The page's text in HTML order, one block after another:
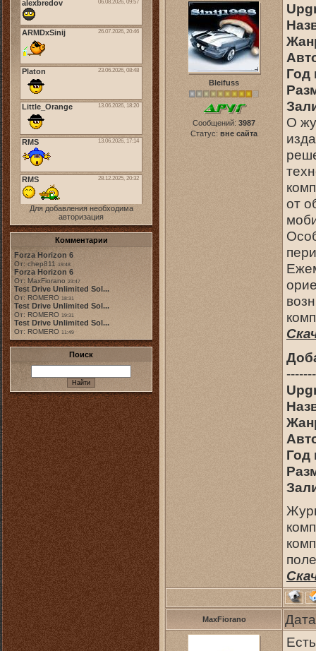
Для добавления необходима
авторизация
Комментарии
Forza Horizon 6
От: chep811 19:48
Forza Horizon 6
От: MaxFiorano 23:47
Test Drive Unlimited Sol...
От: ROMERO 18:31
Test Drive Unlimited Sol...
От: ROMERO 19:31
Test Drive Unlimited Sol...
От: ROMERO 11:49
Поиск
Bleifuss
Сообщений: 3987
Статус: вне сайта
Год
О
от
Год
MaxFiorano